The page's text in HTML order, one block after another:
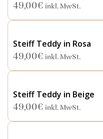
49,00€ inkl. MwSt.
Steiff Teddy in Rosa
49,00€ inkl. MwSt.
Steiff Teddy in Beige
49,00€ inkl. MwSt.